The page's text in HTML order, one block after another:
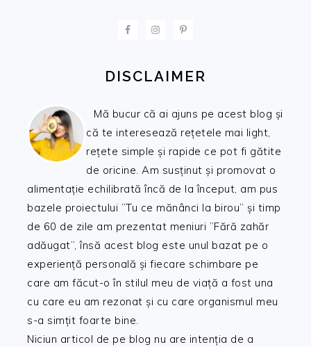
DISCLAIMER
Mă bucur că ai ajuns pe acest blog și
că te interesează rețetele mai light,
rețete simple și rapide ce pot fi gătite
de oricine. Am susținut și promovat o
alimentație echilibrată încă de la început, am pus
bazele proiectului ”Tu ce mănânci la birou” și timp
de 60 de zile am prezentat meniuri ”Fără zahăr
adăugat”, însă acest blog este unul bazat pe o
experiență personală și fiecare schimbare pe
care am făcut-o în stilul meu de viață a fost una
cu care eu am rezonat și cu care organismul meu
s-a simțit foarte bine.
Niciun articol de pe blog nu are intenția de a